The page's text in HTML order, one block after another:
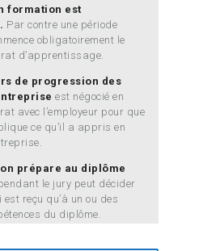
formation est
Par contre une période
obligatoirement le
d’apprentissage.
de progression des
est négocié en
avec l’employeur pour que
ce qu’il a appris en
prépare au diplôme
le jury peut décider
est reçu qu’à un ou des
du diplôme.